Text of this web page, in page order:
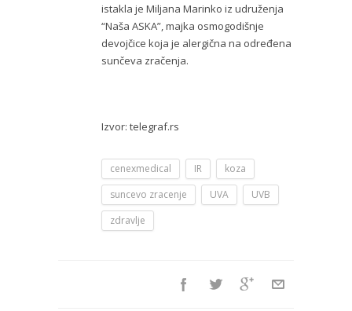
istakla je Miljana Marinko iz udruženja
“Naša ASKA”, majka osmogodišnje
devojčice koja je alergična na određena
sunčeva zračenja.
Izvor: telegraf.rs
cenexmedical IR
koza
suncevo zracenje
UVA
UVB
zdravlje